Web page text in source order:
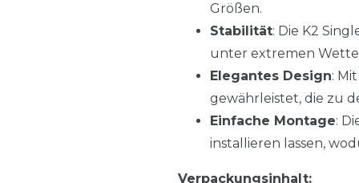
Größen.
Stabilität: Die K2
unter extremen
Elegantes Design:
gewährleistet, die zu
Einfache Montage:
installieren lassen,
Verpackungsinhalt: